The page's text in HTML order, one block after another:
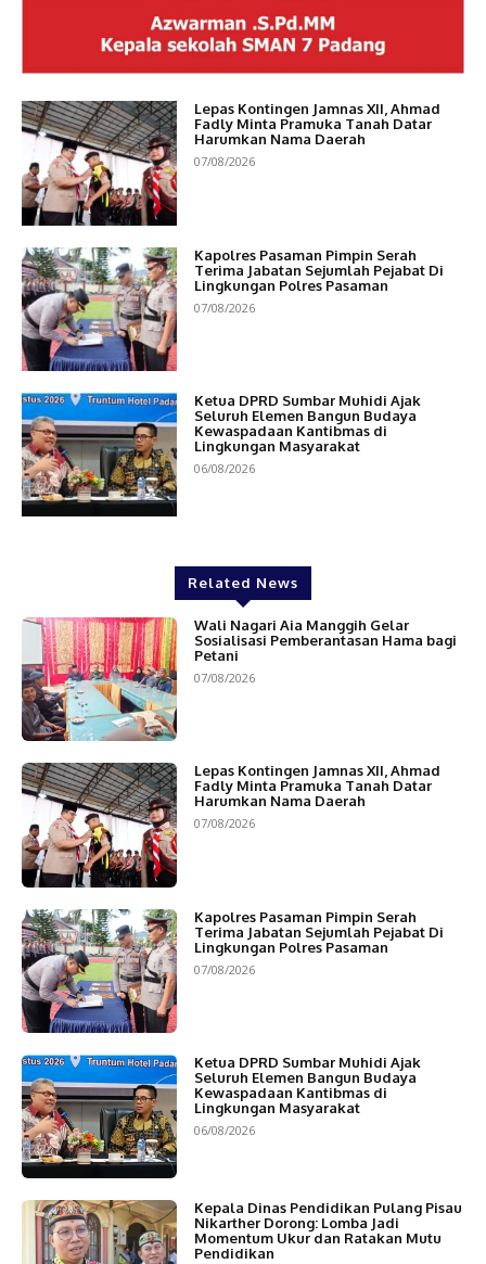
Lepas Kontingen Jamnas XII, Ahmad
Fadly Minta Pramuka Tanah Datar
Harumkan Nama Daerah
07/08/2026
Kapolres Pasaman Pimpin Serah
Terima Jabatan Sejumlah Pejabat Di
Lingkungan Polres Pasaman
07/08/2026
Ketua DPRD Sumbar Muhidi Ajak
Seluruh Elemen Bangun Budaya
Kewaspadaan Kantibmas di
Lingkungan Masyarakat
06/08/2026
Related News
Wali Nagari Aia Manggih Gelar
Sosialisasi Pemberantasan Hama bagi
Petani
07/08/2026
Lepas Kontingen Jamnas XII, Ahmad
Fadly Minta Pramuka Tanah Datar
Harumkan Nama Daerah
07/08/2026
Kapolres Pasaman Pimpin Serah
Terima Jabatan Sejumlah Pejabat Di
Lingkungan Polres Pasaman
07/08/2026
Ketua DPRD Sumbar Muhidi Ajak
Seluruh Elemen Bangun Budaya
Kewaspadaan Kantibmas di
Lingkungan Masyarakat
06/08/2026
Kepala Dinas Pendidikan Pulang Pisau
Nikarther Dorong: Lomba Jadi
Momentum Ukur dan Ratakan Mutu
Pendidikan